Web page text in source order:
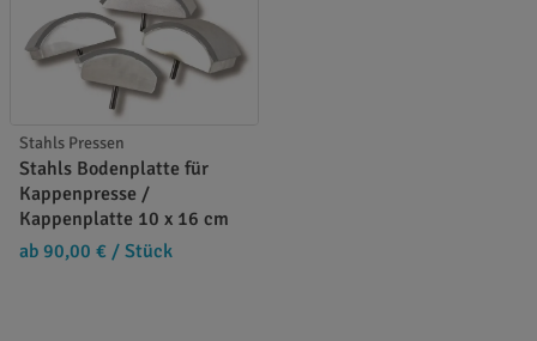
Stahls Pressen
Stahls Bodenplatte für
Kappenpresse /
Kappenplatte 10 x 16 cm
ab 90,00 € / Stück